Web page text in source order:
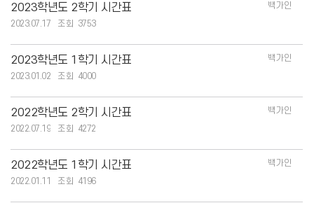
2023학년도 2학기 시간표
백가인
2023.07.17
3753
2023학년도 1학기 시간표
백가인
2023.01.02
4000
2022학년도 2학기 시간표
백가인
2022.07.19
4272
2022학년도 1학기 시간표
백가인
2022.01.11
4196